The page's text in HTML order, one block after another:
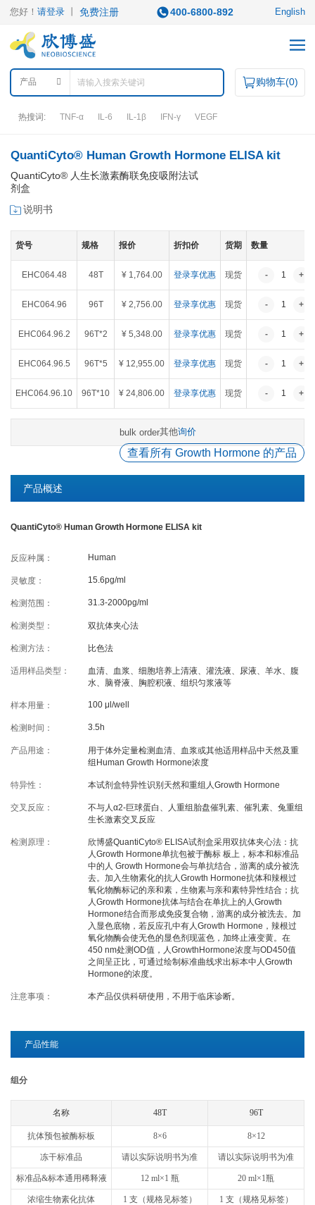
您好！请登录 丨免费注册 400-6800-892 English
产品 购物车(0)
热搜词: TNF-α IL-6 IL-1β IFN-γ VEGF
产品中心
QuantiCyto®ELISA
其它试剂
研究领域
癌症生物学 表观遗传学 代谢生物学 发育生物学
干细胞与再生医学 免疫学 微生物学 神经科学
ELISA代测
Luminex®多因子检测服务
文献引用
文献引用
技术支持 订购指南
资源中心
样本处理 实验流程
注意事项
结果数据分析
下载中心
联系我们
QuantiCyto® Human Growth Hormone ELISA kit
QuantiCyto® 人生长激素酶联免疫吸附法试
剂盒
说明书
货号 规格 报价 折扣价 货期 数量
EHC064.48 48T ¥ 1,764.00 登录享优惠 现货 - 1 +
EHC064.96 96T ¥ 2,756.00 登录享优惠 现货 - 1 +
EHC064.96.2 96T*2 ¥ 5,348.00 登录享优惠 现货 - 1 +
EHC064.96.5 96T*5 ¥ 12,955.00 登录享优惠 现货 - 1 +
EHC064.96.10 96T*10 ¥ 24,806.00 登录享优惠 现货 - 1 +
bulk order其他询价
查看所有 Growth Hormone 的产品
产品概述
QuantiCyto® Human Growth Hormone ELISA kit
反应种属： Human
灵敏度： 15.6pg/ml
检测范围： 31.3-2000pg/ml
检测类型： 双抗体夹心法
检测方法： 比色法
适用样品类型：
血清、血浆、细胞培养上清液、灌洗液、尿液、羊水、腹
水、脑脊液、胸腔积液、组织匀浆液等
样本用量： 100 μl/well
检测时间： 3.5h
产品用途：
用于体外定量检测血清、血浆或其他适用样品中天然及重
组Human Growth Hormone浓度
特异性： 本试剂盒特异性识别天然和重组人Growth Hormone
交叉反应：
不与人α2-巨球蛋白、人重组胎盘催乳素、催乳素、兔重组
生长激素交叉反应
检测原理：
欣博盛QuantiCyto® ELISA试剂盒采用双抗体夹心法：抗
人Growth Hormone单抗包被于酶标 板上，标本和标准品
中的人 Growth Hormone会与单抗结合，游离的成分被洗
去。加入生物素化的抗人Growth Hormone抗体和辣根过
氧化物酶标记的亲和素，生物素与亲和素特异性结合；抗
人Growth Hormone抗体与结合在单抗上的人Growth
Hormone结合而形成免疫复合物，游离的成分被洗去。加
入显色底物，若反应孔中有人Growth Hormone，辣根过
氧化物酶会使无色的显色剂现蓝色，加终止液变黄。在
450 nm处测OD值，人GrowthHormone浓度与OD450值
之间呈正比，可通过绘制标准曲线求出标本中人Growth
Hormone的浓度。
注意事项： 本产品仅供科研使用，不用于临床诊断。
产品性能
组分
名称 48T 96T
抗体预包被酶标板 8×6 8×12
冻干标准品 请以实际说明书为准 请以实际说明书为准
标准品&标本通用稀释液 12 ml×1 瓶 20 ml×1瓶
浓缩生物素化抗体 1 支（规格见标签） 1 支（规格见标签）